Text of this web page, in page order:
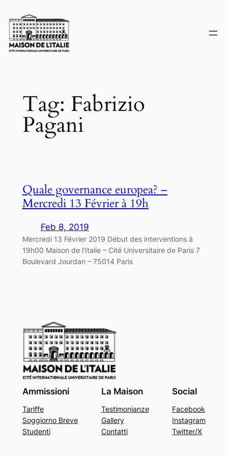
to
content
Tag: Fabrizio
Pagani
Quale governance europea? –
Mercredi 13 Février à 19h
Feb 8, 2019
Mercredi 13 Février 2019 Début des interventions à
19h00 Maison de l’Italie – Cité Universitaire de Paris 7
Boulevard Jourdan – 75014 Paris
Ammissioni
Tariffe
Soggiorno Breve
Studenti
La Maison
Testimonianze
Gallery
Contatti
Social
Facebook
Instagram
Twitter/X